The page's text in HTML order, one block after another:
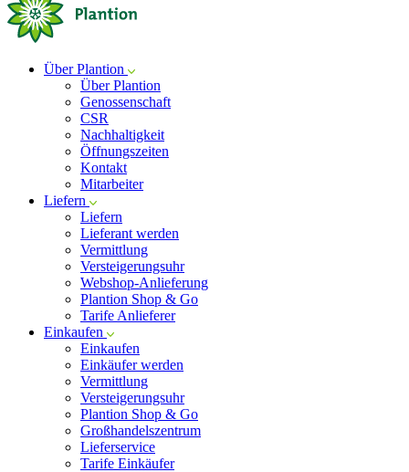
Über Plantion
Über Plantion
Genossenschaft
CSR
Nachhaltigkeit
Öffnungszeiten
Kontakt
Mitarbeiter
Liefern
Liefern
Lieferant werden
Vermittlung
Versteigerungsuhr
Webshop-Anlieferung
Plantion Shop & Go
Tarife Anlieferer
Einkaufen
Einkaufen
Einkäufer werden
Vermittlung
Versteigerungsuhr
Plantion Shop & Go
Großhandelszentrum
Lieferservice
Tarife Einkäufer